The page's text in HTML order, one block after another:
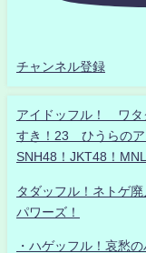
チャンネル登録
アイドッフル！ ワタ
すき！23 ひうらのア
SNH48！JKT48！
タダッフル！ネトゲ
パワーズ！
・ハゲッフル！哀愁